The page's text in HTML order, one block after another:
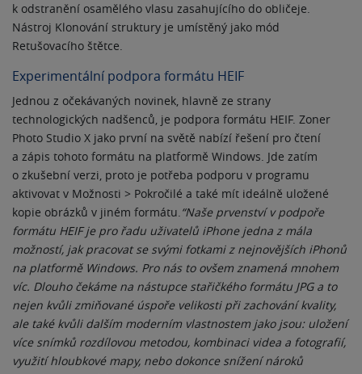
k odstranění osamělého vlasu zasahujícího do obličeje.
Nástroj Klonování struktury je umístěný jako mód
Retušovacího štětce.
Experimentální podpora formátu HEIF
Jednou z očekávaných novinek, hlavně ze strany
technologických nadšenců, je podpora formátu HEIF. Zoner
Photo Studio X jako první na světě nabízí řešení pro čtení
a zápis tohoto formátu na platformě Windows. Jde zatím
o zkušební verzi, proto je potřeba podporu v programu
aktivovat v Možnosti > Pokročilé a také mít ideálně uložené
kopie obrázků v jiném formátu.“Naše prvenství v podpoře
formátu HEIF je pro řadu uživatelů iPhone jedna z mála
možností, jak pracovat se svými fotkami z nejnovějších iPhonů
na platformě Windows. Pro nás to ovšem znamená mnohem
víc. Dlouho čekáme na nástupce stařičkého formátu JPG a to
nejen kvůli zmiňované úspoře velikosti při zachování kvality,
ale také kvůli dalším moderním vlastnostem jako jsou: uložení
více snímků rozdílovou metodou, kombinaci videa a fotografií,
využití hloubkové mapy, nebo dokonce snížení nároků